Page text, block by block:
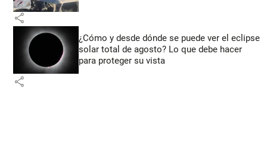
share
¿Cómo y desde dónde se puede ver el eclipse
solar total de agosto? Lo que debe hacer
para proteger su vista
share